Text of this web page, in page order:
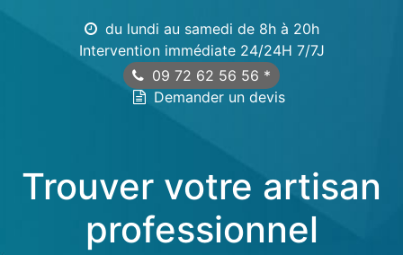
du lundi au samedi de 8h à 20h
Intervention immédiate 24/24H 7/7J
09 72 62 56 56 *
Demander un devis
Trouver votre artisan
professionnel